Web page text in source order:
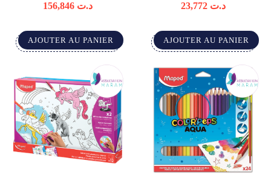
د.ت
AJOUTER AU PANIER
د.ت
AJOUTER AU PANIER